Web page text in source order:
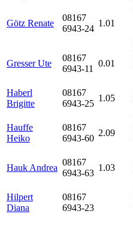
Götz Renate
08167
6943-24
1.01
Gresser Ute
08167
6943-11
0.01
Haberl
Brigitte
08167
6943-25
1.05
Hauffe
Heiko
08167
6943-60
2.09
Hauk Andrea
08167
6943-63
1.03
Hilpert
Diana
08167
6943-23